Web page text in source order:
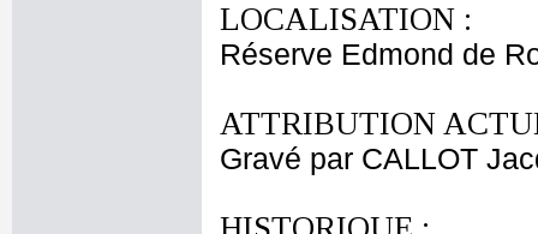
LOCALISATION :
Réserve Edmond de
ATTRIBUTION
Gravé par CALLOT